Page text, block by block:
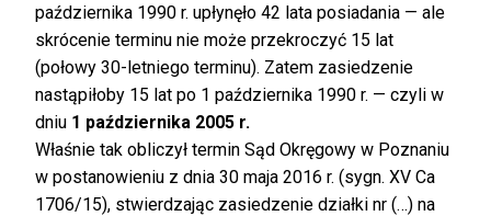
października 1990 r. upłynęło 42 lata posiadania — ale
skrócenie terminu nie może przekroczyć 15 lat
(połowy 30-letniego terminu). Zatem zasiedzenie
nastąpiłoby 15 lat po 1 października 1990 r. — czyli w
dniu 1 października 2005 r.
Właśnie tak obliczył termin Sąd Okręgowy w Poznaniu
w postanowieniu z dnia 30 maja 2016 r. (sygn. XV Ca
1706/15), stwierdzając zasiedzenie działki nr (…) na